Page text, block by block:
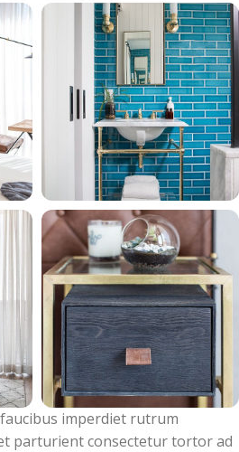
imperdiet rutrum
parturient consectetur tortor ad